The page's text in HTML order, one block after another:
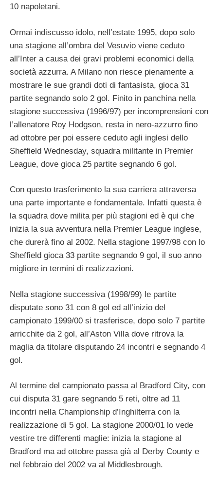
10 napoletani.
Ormai indiscusso idolo, nell’estate 1995, dopo solo
una stagione all’ombra del Vesuvio viene ceduto
all’Inter a causa dei gravi problemi economici della
società azzurra. A Milano non riesce pienamente a
mostrare le sue grandi doti di fantasista, gioca 31
partite segnando solo 2 gol. Finito in panchina nella
stagione successiva (1996/97) per incomprensioni con
l’allenatore Roy Hodgson, resta in nero-azzurro fino
ad ottobre per poi essere ceduto agli inglesi dello
Sheffield Wednesday, squadra militante in Premier
League, dove gioca 25 partite segnando 6 gol.
Con questo trasferimento la sua carriera attraversa
una parte importante e fondamentale. Infatti questa è
la squadra dove milita per più stagioni ed è qui che
inizia la sua avventura nella Premier League inglese,
che durerà fino al 2002. Nella stagione 1997/98 con lo
Sheffield gioca 33 partite segnando 9 gol, il suo anno
migliore in termini di realizzazioni.
Nella stagione successiva (1998/99) le partite
disputate sono 31 con 8 gol ed all’inizio del
campionato 1999/00 si trasferisce, dopo solo 7 partite
arricchite da 2 gol, all’Aston Villa dove ritrova la
maglia da titolare disputando 24 incontri e segnando 4
gol.
Al termine del campionato passa al Bradford City, con
cui disputa 31 gare segnando 5 reti, oltre ad 11
incontri nella Championship d’Inghilterra con la
realizzazione di 5 gol. La stagione 2000/01 lo vede
vestire tre differenti maglie: inizia la stagione al
Bradford ma ad ottobre passa già al Derby County e
nel febbraio del 2002 va al Middlesbrough.